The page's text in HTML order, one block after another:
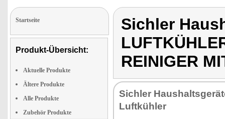
Startseite
Produkt-Übersicht:
Aktuelle Produkte
Ältere Produkte
Alle Produkte
Zubehör Produkte
Sichler
REINIGER
Sichler
Luftkühler